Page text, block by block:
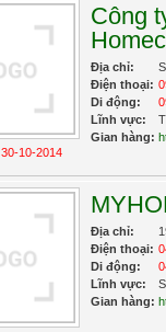
30-10-2014
Công
Địa chỉ:
Điện thoại:
Di động:
Lĩnh vực:
Gian hàng:
Địa chỉ:
Điện thoại:
Di động:
Lĩnh vực:
Gian hàng: